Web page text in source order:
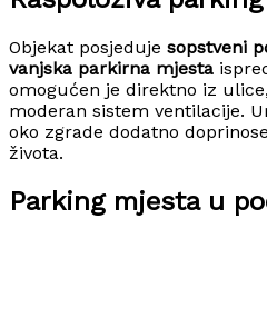
Objekat posjeduje sopstveni
vanjska parkirna mjesta
omogućen je direktno iz
moderan sistem ventilacije.
oko zgrade dodatno
života.
Parking mjesta u